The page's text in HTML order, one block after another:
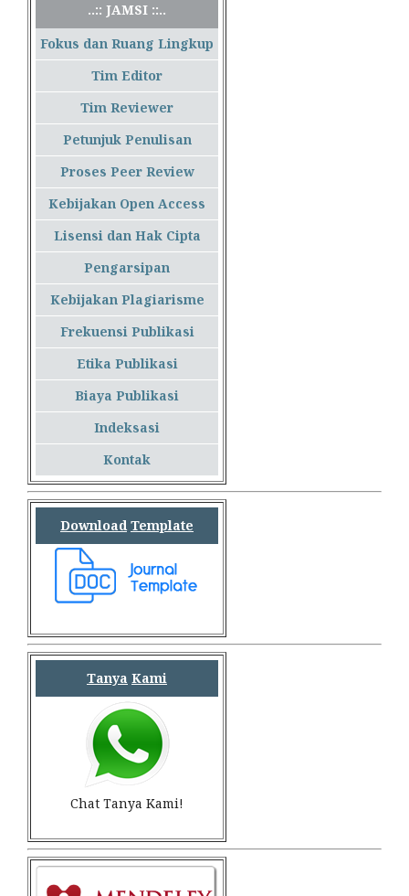
..:: JAMSI ::..
Fokus dan Ruang Lingkup
Tim Editor
Tim Reviewer
Petunjuk Penulisan
Proses Peer Review
Kebijakan Open Access
Lisensi dan Hak Cipta
Pengarsipan
Kebijakan Plagiarisme
Frekuensi Publikasi
Etika Publikasi
Biaya Publikasi
Indeksasi
Kontak
Download Template
Tanya Kami
Chat Tanya Kami!